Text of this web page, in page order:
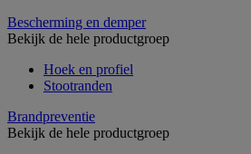
Bescherming en demper
Bekijk de hele productgroep
Hoek en profiel
Stootranden
Brandpreventie
Bekijk de hele productgroep